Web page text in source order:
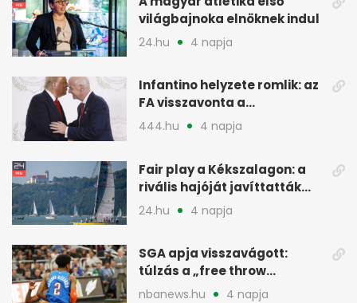
világbajnoka elnöknek indul
24.hu 4 napja
Infantino helyzete romlik: az
FA visszavonta a
támogatását, jöhet a
444.hu 4 napja
Fair play a Kékszalagon: a
rivális hajóját javíttatták
meg
24.hu 4 napja
SGA apja visszavágott:
túlzás a „free throw
merchant” címke?
nbanews.hu 4 napja